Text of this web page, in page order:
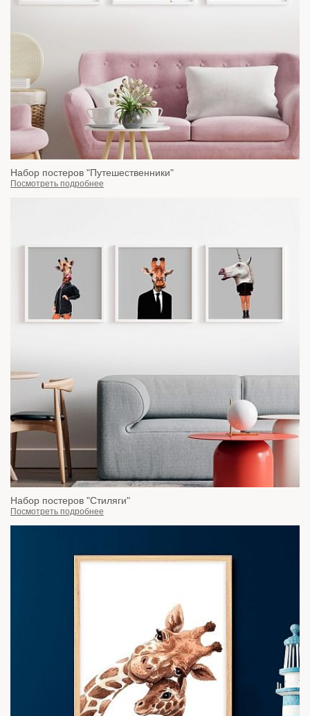
Набор постеров "Путешественники"
Посмотреть подробнее
Набор постеров "Стиляги"
Посмотреть подробнее